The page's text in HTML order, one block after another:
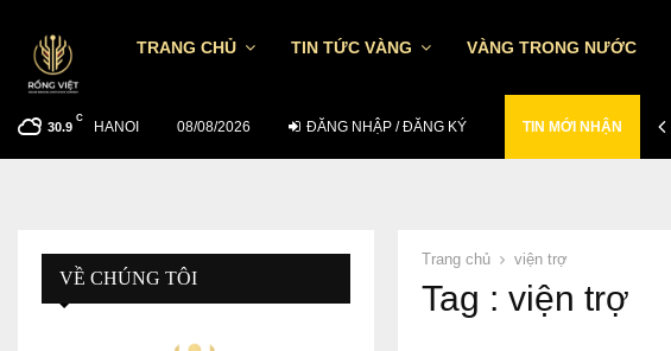
TRANG CHỦ TIN TỨC VÀNG VÀNG TRONG NƯỚC
30.9
C
HANOI 08/08/2026 ĐĂNG NHẬP / ĐĂNG KÝ TIN MỚI NHẬN
TỶ GIÁ USD/VND NGÀY 7/8: TGTT TĂNG…
Trang chủ viện trợ
Tag : viện trợ
VỀ CHÚNG TÔI